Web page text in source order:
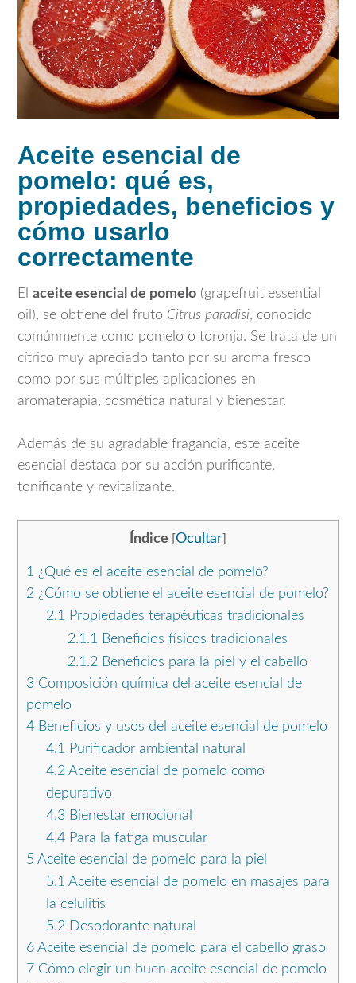
Aceite esencial de
pomelo: qué es,
propiedades, beneficios y
cómo usarlo
correctamente
El aceite esencial de pomelo (grapefruit essential
oil), se obtiene del fruto Citrus paradisi, conocido
comúnmente como pomelo o toronja. Se trata de un
cítrico muy apreciado tanto por su aroma fresco
como por sus múltiples aplicaciones en
aromaterapia, cosmética natural y bienestar.
Además de su agradable fragancia, este aceite
esencial destaca por su acción purificante,
tonificante y revitalizante.
Índice Ocultar
1 ¿Qué es el aceite esencial de pomelo?
2 ¿Cómo se obtiene el aceite esencial de pomelo?
2.1 Propiedades terapéuticas tradicionales
2.1.1 Beneficios físicos tradicionales
2.1.2Beneficios para la piel y el cabello
3 Composición química del aceite esencial de
pomelo
4 Beneficios y usos del aceite esencial de pomelo
4.1 Purificador ambiental natural
4.2Aceite esencial de pomelo como
depurativo
4.3Bienestar emocional
4.4Para la fatiga muscular
5 Aceite esencial de pomelo para la piel
5.1 Aceite esencial de pomelo en masajes para
la celulitis
5.2Desodorante natural
6 Aceite esencial de pomelo para el cabello graso
7 Cómo elegir un buen aceite esencial de pomelo